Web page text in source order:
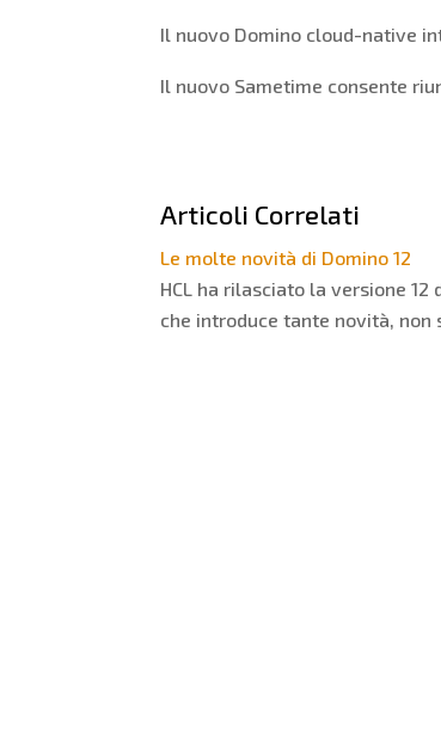
Il nuovo Domino cloud-native
Il nuovo Sametime consente
Articoli Correlati
Le molte novità di Domino 12
HCL ha rilasciato la versione
che introduce tante novità,